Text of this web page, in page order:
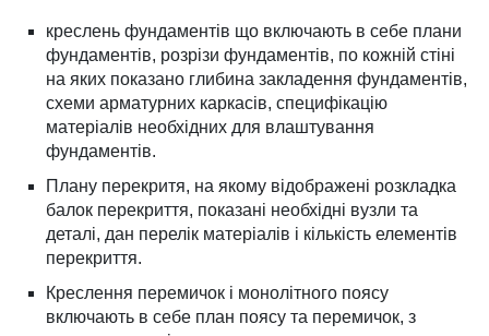
креслень фундаментів що включають в себе плани
фундаментів, розрізи фундаментів, по кожній стіні
на яких показано глибина закладення фундаментів,
схеми арматурних каркасів, специфікацію
матеріалів необхідних для влаштування
фундаментів.
Плану перекритя, на якому відображені розкладка
балок перекриття, показані необхідні вузли та
деталі, дан перелік матеріалів і кількість елементів
перекриття.
Креслення перемичок і монолітного поясу
включають в себе план поясу та перемичок, з